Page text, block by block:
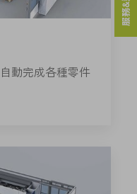
動完成各種零件